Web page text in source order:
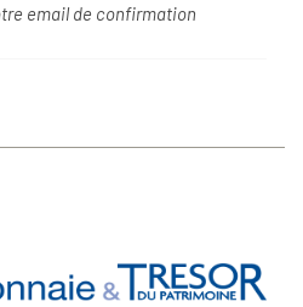
email de confirmation